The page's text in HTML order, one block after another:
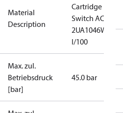
Material
Description
Cartridge
Switch ACB-
2UA1046W
I/100
Max. zul.
Betriebsdruck
[bar]
45.0 bar